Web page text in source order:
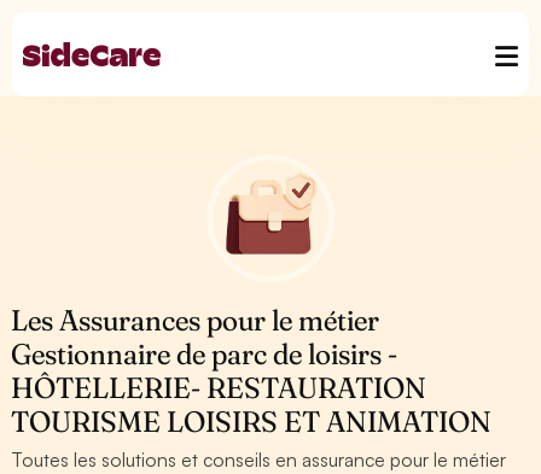
Les Assurances pour le métier
Gestionnaire de parc de loisirs -
HÔTELLERIE- RESTAURATION
TOURISME LOISIRS ET ANIMATION
Toutes les solutions et conseils en assurance pour le métier